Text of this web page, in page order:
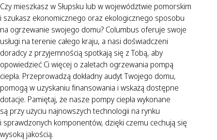
Czy mieszkasz w Słupsku lub w województwie pomorskim
i szukasz ekonomicznego oraz ekologicznego sposobu
na ogrzewanie swojego domu? Columbus oferuje swoje
usługi na terenie całego kraju, a nasi doświadczeni
doradcy z przyjemnością spotkają się z Tobą, aby
opowiedzieć Ci więcej o zaletach ogrzewania pompą
ciepła. Przeprowadzą dokładny audyt Twojego domu,
pomogą w uzyskaniu finansowania i wskażą dostępne
dotacje. Pamiętaj, że nasze pompy ciepła wykonane
są przy użyciu najnowszych technologii na rynku
i sprawdzonych komponentów, dzięki czemu cechują się
wysoką jakością.